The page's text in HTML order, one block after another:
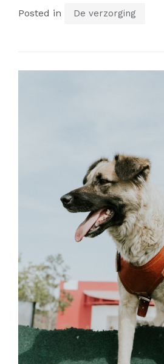
Posted in De verzorging